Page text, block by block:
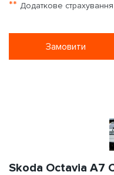
** Додаткове
Замовити